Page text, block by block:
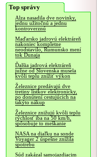
Top správy
Alza nasadila dve novinky,
jednu užitočnú a jednu
kontroverznú
Maďarsko jadrovú elektráreň
nakoniec kompletne
neodstavilo, Rumunsko mení
tok Dunaja
Ďalšia jadrová elektráreň
južne od Slovenska musela
kvôli teplu znížiť výkon
Železnice predávajú dve
tretiny lístkov elektronicky,
po donútení cestujúcich na
takýto nákup
Železnice znižujú kvôli teplu
rýchlosť iba na 50 km/h,
spôsobuje to meškanie
NASA na diaľku na sonde
Voyager 2 úspešne znížila
spotrebu
Súd zakázal samojazdiacim